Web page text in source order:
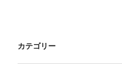
カテゴリー